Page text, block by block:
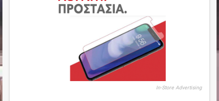
In-Store Advertising